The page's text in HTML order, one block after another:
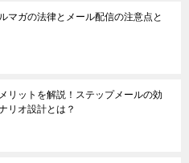
マガの法律とメール配信の注意点と
リットを解説！ステップメールの効
リオ設計とは？